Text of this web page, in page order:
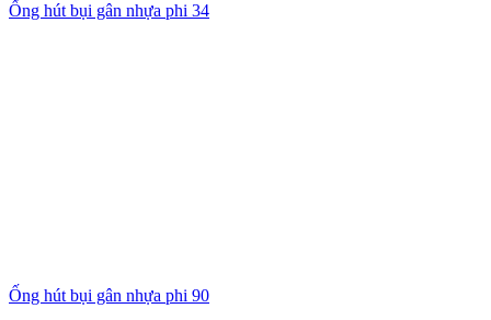
Ống hút bụi gân nhựa phi 34
Ống hút bụi gân nhựa phi 90